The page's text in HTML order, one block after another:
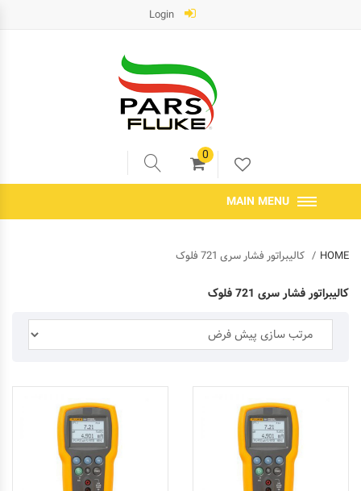
0
MAIN MENU
HOME کالیبراتور فشار سری 721 فلوک
کالیبراتور فشار سری 721 فلوک